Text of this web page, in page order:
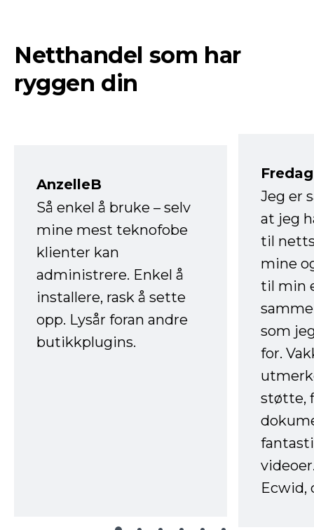
Netthandel som har
ryggen din
AnzelleB
Så enkel å bruke – selv
mine mest teknofobe
klienter kan
administrere. Enkel å
installere, rask å sette
opp. Lysår foran andre
butikkplugins.
Jeg er
at jeg
til
mine
til min
som
for.
støtte,
Ecwid,